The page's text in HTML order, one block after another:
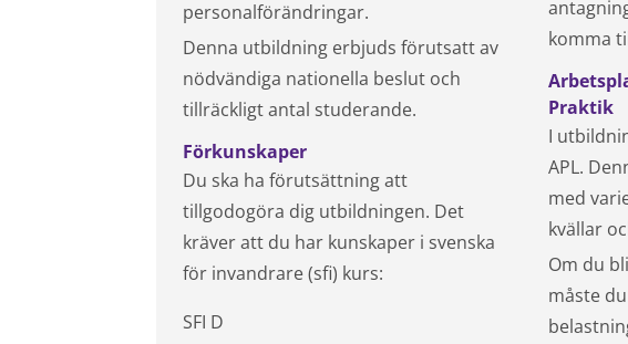
personalförändringar.
Denna utbildning erbjuds förutsatt av
nödvändiga nationella beslut och
tillräckligt antal studerande.
Förkunskaper
Du ska ha förutsättning att
tillgodogöra dig utbildningen. Det
kräver att du har kunskaper i svenska
för invandrare (sfi) kurs:
SFI D
komma
Praktik
I
APL.
med
kvällar
Om du
måste